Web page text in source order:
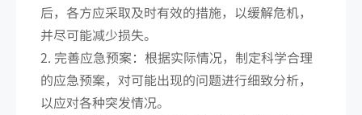
后，各方应采取及时有效的措施，以缓解危机，
并尽可能减少损失。
2. 完善应急预案：根据实际情况，制定科学合理
的应急预案，对可能出现的问题进行细致分析，
以应对各种突发情况。